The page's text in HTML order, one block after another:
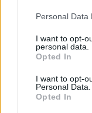
Please note that
not limited to your
grant or deny
use your data for
consent section.
Personal Data
I want to opt-
personal data.
Opted In
I want to opt-
Personal Data.
Opted In
PERL,
KOSÁRLABDA-
KERETÉBEN